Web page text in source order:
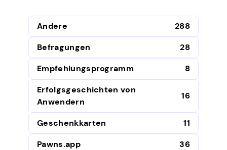
Andere
288
Befragungen
28
Empfehlungsprogramm
8
Erfolgsgeschichten von
Anwendern
16
Geschenkkarten
11
Pawns.app
36